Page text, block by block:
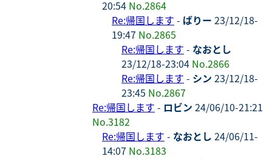
20:54 No.2864
Re:帰国します - ばりー 23/12/18-
19:47 No.2865
Re:帰国します - なおとし
23/12/18-23:04 No.2866
Re:帰国します - シン 23/12/18-
23:45 No.2867
Re:帰国します - ロビン 24/06/10-21:21
No.3182
Re:帰国します - なおとし 24/06/11-
14:07 No.3183